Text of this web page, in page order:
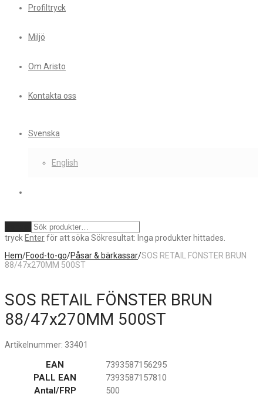
Profiltryck
Miljö
Om Aristo
Kontakta oss
Svenska
English
tryck Enterför att söka Sökresultat: Inga produkter hittades.
Hem/Food-to-go/Påsar & bärkassar/SOS RETAIL FÖNSTER BRUN
88/47x270MM 500ST
SOS RETAIL FÖNSTER BRUN
88/47x270MM 500ST
Artikelnummer: 33401
EAN
7393587156295
PALL EAN
7393587157810
Antal/FRP
500